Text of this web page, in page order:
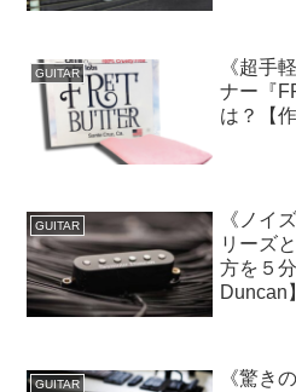
GUITAR
《超手
ナー『
は？【
GUITAR
《ノイ
リーズ
方を５
Duncan】
GUITAR
《驚き